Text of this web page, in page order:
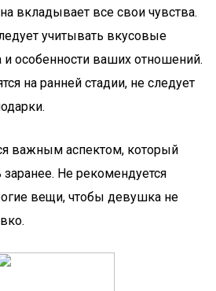
вкладывает все свои чувства.
учитывать вкусовые
и особенности ваших отношений.
на ранней стадии, не следует
важным аспектом, который
Не рекомендуется
вещи, чтобы девушка не